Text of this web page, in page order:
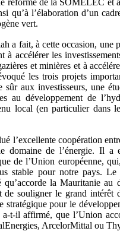
qu’à l’élaboration d’un
vert.
a fait, à cette occasion, une
accélérer les
et minières et à
les trois projets
sûr aux investisseurs, une
au développement de
local (en particulier dans
l’excellente coopération
domaine de l’énergie. Il
de l’Union européenne,
stable pour notre pays. Le
la Mauritanie au
de souligner le grand intérêt
stratégique pour le
t-il affirmé, que l’Union
ArcelorMittal ou